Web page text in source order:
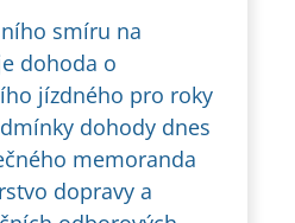
smíru na
dohoda o
jízdného pro roky
dohody dnes
memoranda
dopravy a